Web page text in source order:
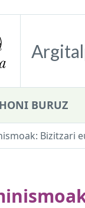
HONI BURUZ
Bizitzari